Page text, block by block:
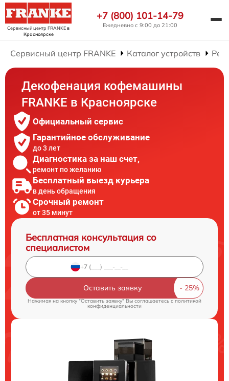
Сервисный центр FRANKEв
Красноярске
+7 (800) 101-14-79
Ежедневно с 9:00 до 21:00
Сервисный центр FRANKE Каталог устройств
Декофенация кофемашины
FRANKE в Красноярске
Официальный сервис
Гарантийное обслуживание
до 3 лет
Диагностика за наш счет,
ремонт по желанию
Бесплатный выезд курьера
в день обращения
Срочный ремонт
от 35 минут
Бесплатная консультация со
специалистом
Оставить заявку
Нажимая на кнопку "Оставить заявку" Вы соглашаетесь cполитикой
конфиденциальности